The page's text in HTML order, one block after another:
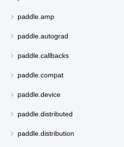
paddle.amp
paddle.autograd
paddle.callbacks
paddle.compat
paddle.device
paddle.distributed
paddle.distribution